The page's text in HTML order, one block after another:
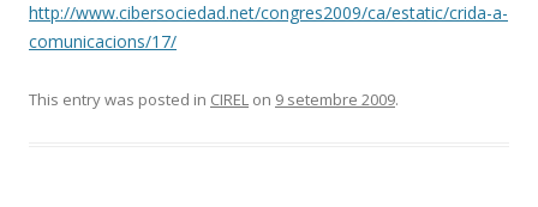
http://www.cibersociedad.net/congres2009/ca/estatic/crida-a-
comunicacions/17/
This entry was posted in CIREL on 9 setembre 2009.